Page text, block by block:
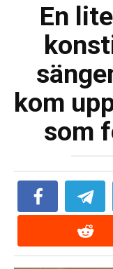
En
kom
som